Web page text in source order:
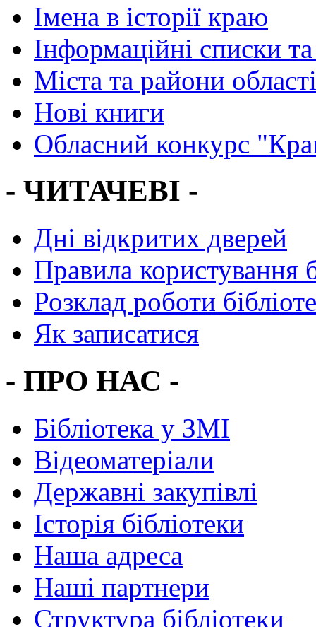
Імена в історії краю
Інформаційні списки
Міста та райони області
Нові книги
Обласний конкурс
- ЧИТАЧЕВІ -
Дні відкритих дверей
Правила користування
Розклад роботи
Як записатися
- ПРО НАС -
Бібліотека у ЗМІ
Відеоматеріали
Державні закупівлі
Історія бібліотеки
Наша адреса
Наші партнери
Структура бібліотеки